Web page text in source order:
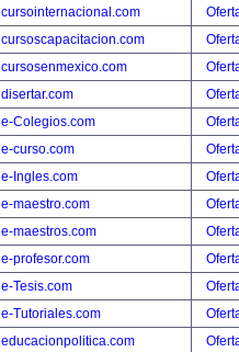
cursointernacional.com
cursoscapacitacion.com
cursosenmexico.com
disertar.com
e-Colegios.com
e-curso.com
e-Ingles.com
e-maestro.com
e-maestros.com
e-profesor.com
e-Tesis.com
e-Tutoriales.com
educacionpolitica.com